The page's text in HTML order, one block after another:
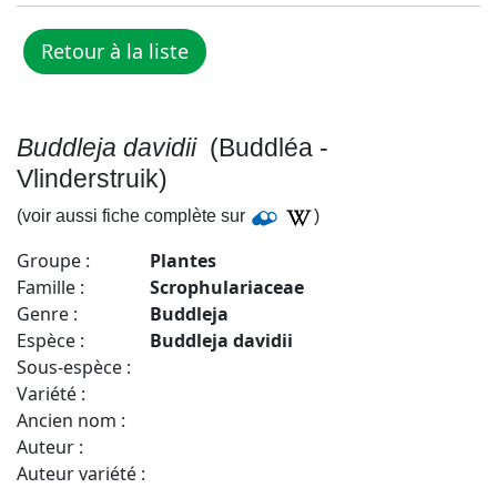
Buddleja davidii (Buddléa -
Vlinderstruik)
(voir aussi fiche complète sur )
Groupe :
Plantes
Famille :
Scrophulariaceae
Genre :
Buddleja
Espèce :
Buddleja davidii
Sous-espèce :
Variété :
Ancien nom :
Auteur :
Auteur variété :